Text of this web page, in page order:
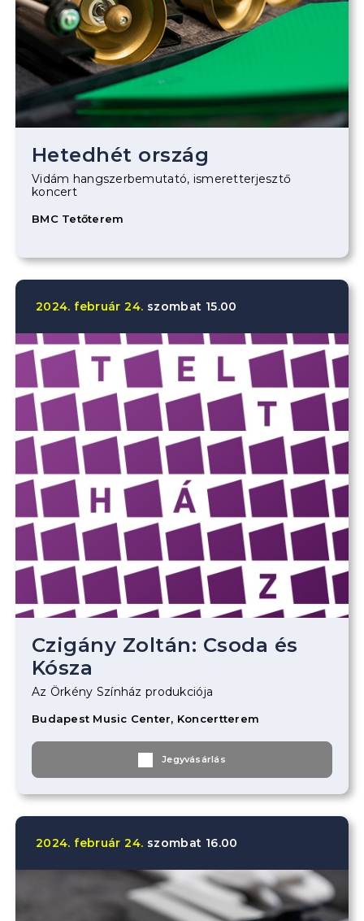
Hetedhét ország
Vidám hangszerbemutató, ismeretterjesztő
koncert
BMC Tetőterem
2024. február 24. szombat 15.00
Czigány Zoltán: Csoda és
Kósza
Az Örkény Színház produkciója
Budapest Music Center, Koncertterem
Jegyvásárlás
2024. február 24. szombat 16.00